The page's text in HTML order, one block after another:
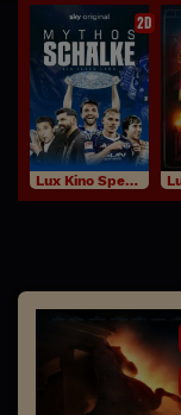
2D
Lux Kino Specials